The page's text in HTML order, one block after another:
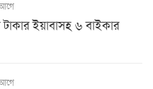
ইয়াবাসহ ৬ বাইকার